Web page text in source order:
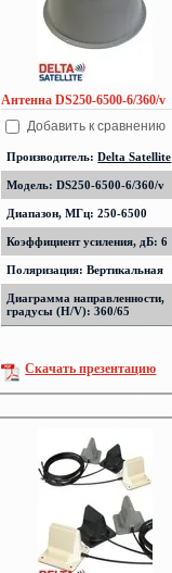
Антенна DS250-6500-6/360/v
Добавить к сравнению
Производитель:Delta Satellite
Модель: DS250-6500-6/360/v
Диапазон, МГц: 250-6500
Коэффициент усиления, дБ: 6
Поляризация: Вертикальная
Диаграмма направленности,
градусы (H/V): 360/65
Скачать презентацию